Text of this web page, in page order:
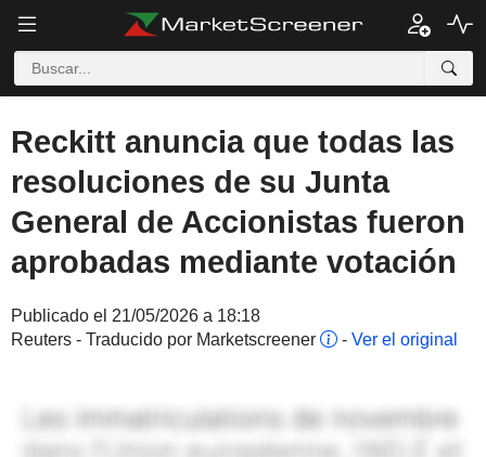
Reckitt anuncia que todas las
resoluciones de su Junta
General de Accionistas fueron
aprobadas mediante votación
Publicado el 21/05/2026 a 18:18
Reuters - Traducido por Marketscreener
- Ver el original